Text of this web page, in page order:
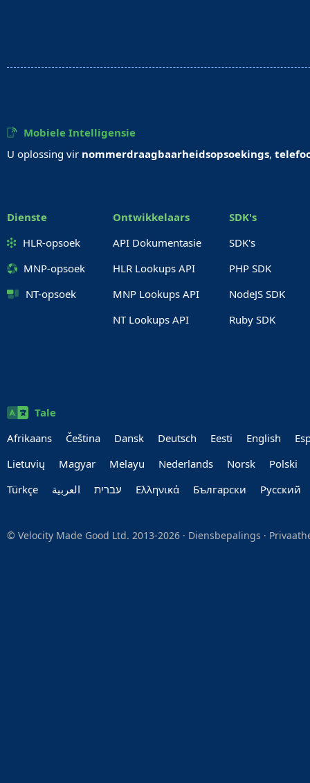
Mobiele Intelligensie
U oplossing vir nommerdraagbaarheidsopsoekings,
Dienste
HLR-opsoek
MNP-opsoek
NT-opsoek
Ontwikkelaars
API Dokumentasie
HLR Lookups API
MNP Lookups API
NT Lookups API
SDK's
SDK's
PHP SDK
NodeJS SDK
Ruby SDK
Tale
Afrikaans
Čeština Dansk Deutsch Eesti English
Lietuvių
Magyar Melayu Nederlands Norsk
Polski
Türkçe
العربية‏ עברית‏ Ελληνικά Български Руccкий
© Velocity Made Good Ltd. 2013-2026 · Diensbepalings ·